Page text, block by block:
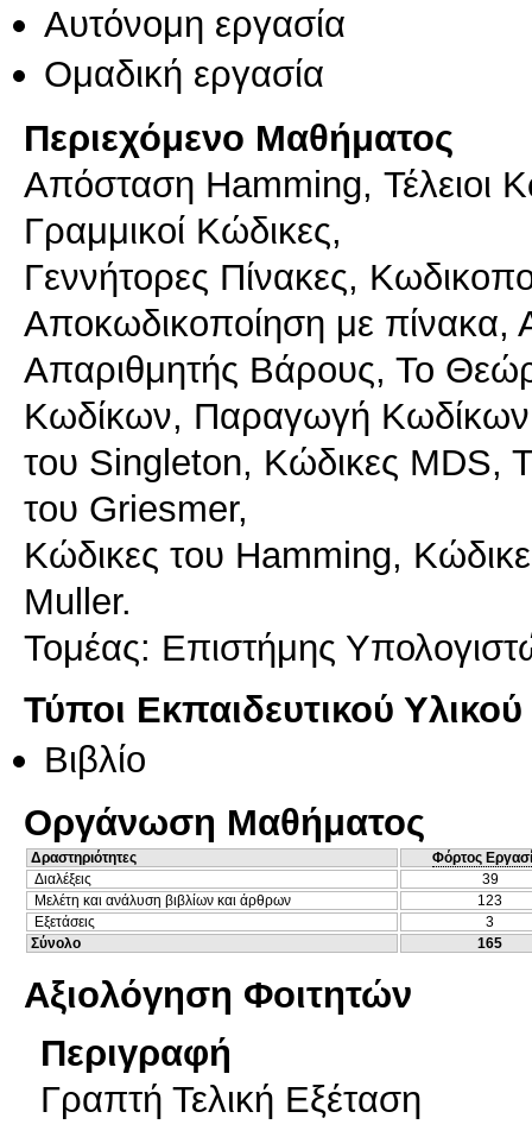
Αυτόνομη εργασία
Ομαδική εργασία
Περιεχόμενο Μαθήματος
Απόσταση Hamming, Τέλειοι
Γραμμικοί Κώδικες,
Γεννήτορες Πίνακες,
Αποκωδικοποίηση με πίνακα,
Απαριθμητής Βάρους, Το
Κωδίκων, Παραγωγή
του Singleton, Κώδικες
του Griesmer,
Κώδικες του Hamming,
Muller.
Τομέας: Επιστήμης
Τύποι Εκπαιδευτικού Υλικού
Βιβλίο
Οργάνωση Μαθήματος
Δραστηριότητες
Φόρτος
Διαλέξεις
39
Μελέτη και ανάλυση βιβλίων και άρθρων
123
Εξετάσεις
3
Σύνολο
165
Αξιολόγηση Φοιτητών
Περιγραφή
Γραπτή Τελική Εξέταση